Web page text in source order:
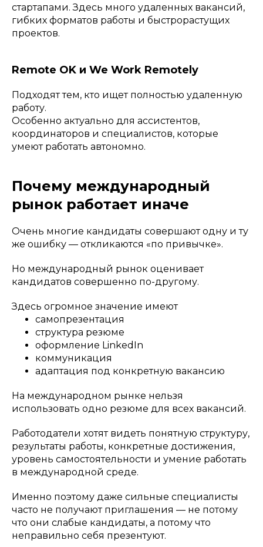
стартапами. Здесь много удаленных вакансий,
гибких форматов работы и быстрорастущих
проектов.
Remote OK и We Work Remotely
Подходят тем, кто ищет полностью удаленную
работу.
Особенно актуально для ассистентов,
координаторов и специалистов, которые
умеют работать автономно.
Почему международный
рынок работает иначе
Очень многие кандидаты совершают одну и ту
же ошибку — откликаются «по привычке».
Но международный рынок оценивает
кандидатов совершенно по-другому.
Здесь огромное значение имеют
самопрезентация
структура резюме
оформление LinkedIn
коммуникация
адаптация под конкретную вакансию
На международном рынке нельзя
использовать одно резюме для всех вакансий.
Работодатели хотят видеть понятную структуру,
результаты работы, конкретные достижения,
уровень самостоятельности и умение работать
в международной среде.
Именно поэтому даже сильные специалисты
часто не получают приглашения — не потому
что они слабые кандидаты, а потому что
неправильно себя презентуют.